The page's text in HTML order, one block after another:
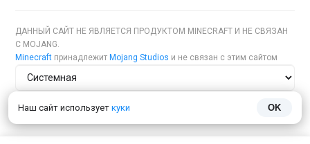
Наш сайт использует куки OK
ДАННЫЙ САЙТ НЕ ЯВЛЯЕТСЯ ПРОДУКТОМ MINECRAFT И НЕ СВЯЗАН
С MOJANG.
Minecraft принадлежит Mojang Studios и не связан с этим сайтом
Тема сайта
Язык сайта